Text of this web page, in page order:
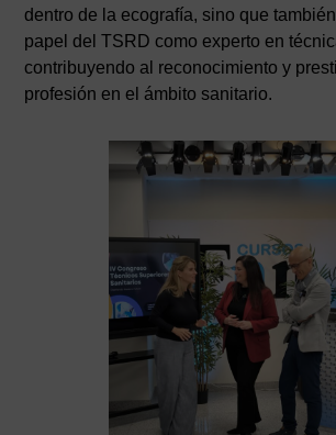
dentro de la ecografía, sino que
papel del TSRD como experto en
contribuyendo al reconocimiento y
profesión en el ámbito sanitario.